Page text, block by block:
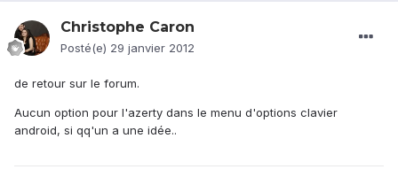
Christophe Caron
Posté(e) 29 janvier 2012
de retour sur le forum.
Aucun option pour l'azerty dans le menu d'options clavier
android, si qq'un a une idée..